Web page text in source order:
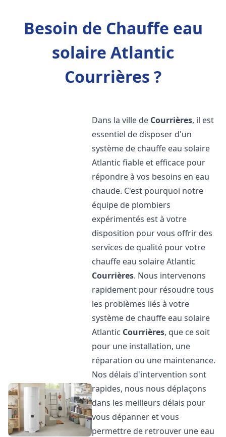
Besoin de Chauffe eau
solaire Atlantic
Courrières ?
Dans la ville de Courrières, il est
essentiel de disposer d'un
système de chauffe eau solaire
Atlantic fiable et efficace pour
répondre à vos besoins en eau
chaude. C'est pourquoi notre
équipe de plombiers
expérimentés est à votre
disposition pour vous offrir des
services de qualité pour votre
chauffe eau solaire Atlantic
Courrières. Nous intervenons
rapidement pour résoudre tous
les problèmes liés à votre
système de chauffe eau solaire
Atlantic Courrières, que ce soit
pour une installation, une
réparation ou une maintenance.
Nos délais d'intervention sont
rapides, nous nous déplaçons
dans les meilleurs délais pour
vous dépanner et vous
permettre de retrouver une eau